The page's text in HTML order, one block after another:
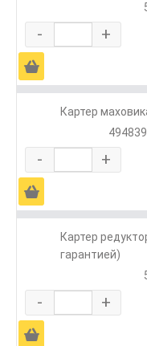
- +
Ä
Картер
- +
Ä
Картер
гарантией)
- +
Ä